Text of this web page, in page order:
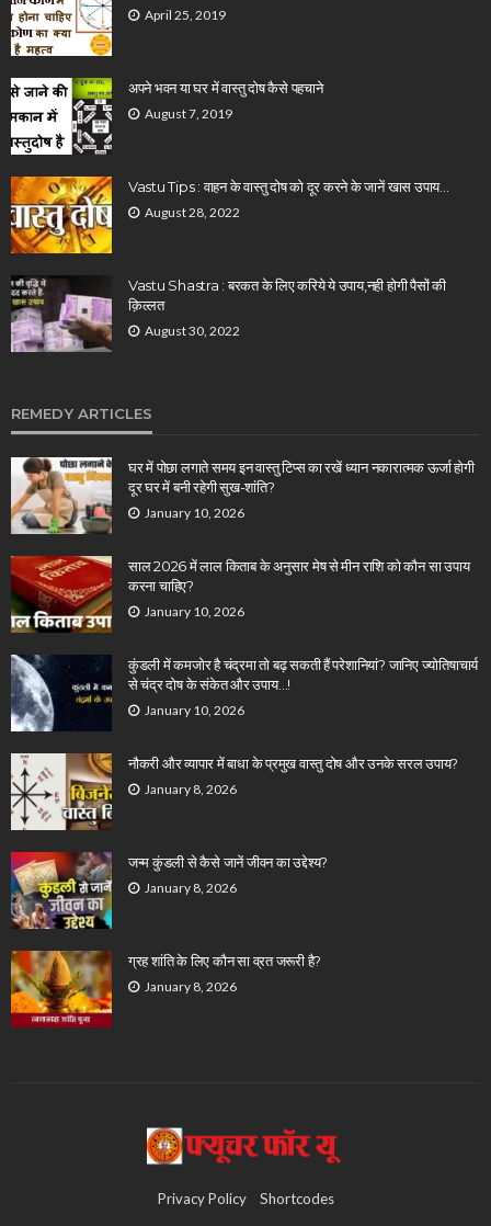
April 25, 2019
अपने भवन या घर में वास्तु दोष कैसे पहचाने
August 7, 2019
Vastu Tips : वाहन के वास्तु दोष को दूर करने के जानें खास उपाय…
August 28, 2022
Vastu Shastra : बरकत के लिए करिये ये उपाय,नही होगी पैसों की
क़िल्लत
August 30, 2022
REMEDY ARTICLES
घर में पोछा लगाते समय इन वास्तु टिप्स का रखें ध्यान नकारात्मक ऊर्जा होगी
दूर घर में बनी रहेगी सुख-शांति?
January 10, 2026
साल 2026 में लाल किताब के अनुसार मेष से मीन राशि को कौन सा उपाय
करना चाहिए?
January 10, 2026
कुंडली में कमजोर है चंद्रमा तो बढ़ सकती हैं परेशानियां? जानिए ज्योतिषाचार्य
से चंद्र दोष के संकेत और उपाय…!
January 10, 2026
नौकरी और व्यापार में बाधा के प्रमुख वास्तु दोष और उनके सरल उपाय?
January 8, 2026
जन्म कुंडली से कैसे जानें जीवन का उद्देश्य?
January 8, 2026
ग्रह शांति के लिए कौन सा व्रत जरूरी है?
January 8, 2026
Privacy Policy Shortcodes